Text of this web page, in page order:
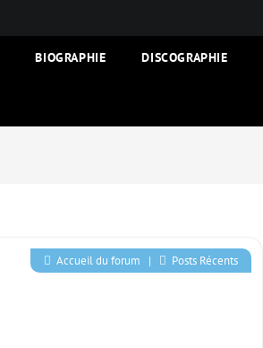
BIOGRAPHIE DISCOGRAPHIE
Accueil du forum | Posts Récents